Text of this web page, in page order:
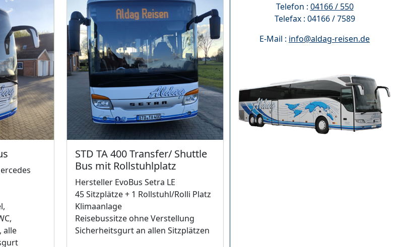
alle
STD TA 400 Transfer/ Shuttle
Bus mit Rollstuhlplatz
Hersteller EvoBus Setra LE
45 Sitzplätze + 1 Rollstuhl/Rolli Platz
Klimaanlage
Reisebussitze ohne Verstellung
Sicherheitsgurt an allen Sitzplätzen
Telefon : 04166 / 550
Telefax : 04166 / 7589
E-Mail : info@aldag-reisen.de